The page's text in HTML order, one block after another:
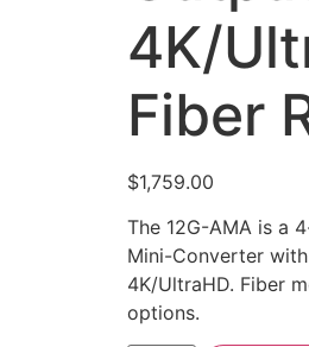
4K/
Fiber
$1,759.00
The 12G-AMA is a
Mini-Converter
4K/UltraHD. Fiber
options.